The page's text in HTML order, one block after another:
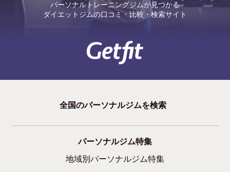
パーソナルトレーニングジムが見つかる
ダイエットジムの口コミ・比較・検索サイト
全国のパーソナルジムを検索
パーソナルジム特集
地域別パーソナルジム特集